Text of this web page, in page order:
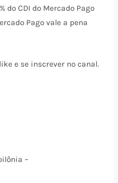
do CDI do Mercado Pago
Pago vale a pena
e se inscrever no canal.
–